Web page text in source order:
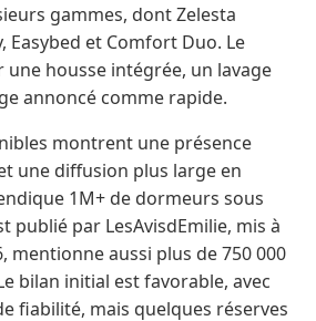
gammes, dont Zelesta
Easybed et Comfort Duo. Le
une housse intégrée, un lavage
annoncé comme rapide.
montrent une présence
une diffusion plus large en
1M+ de dormeurs sous
publié par LesAvisdEmilie, mis à
mentionne aussi plus de 750 000
bilan initial est favorable, avec
fiabilité, mais quelques réserves